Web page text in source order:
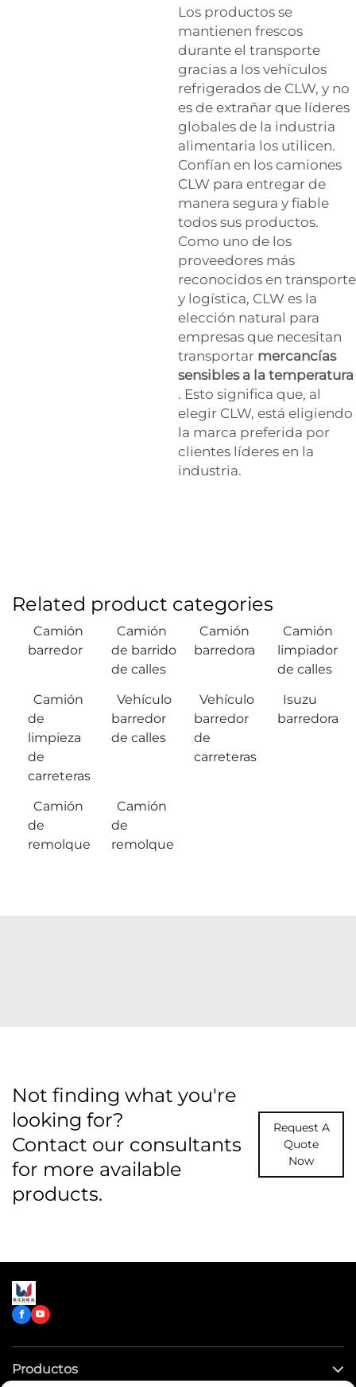
Los productos se
mantienen frescos
durante el transporte
gracias a los vehículos
refrigerados de CLW, y no
es de extrañar que líderes
globales de la industria
alimentaria los utilicen.
Confían en los camiones
CLW para entregar de
manera segura y fiable
todos sus productos.
Como uno de los
proveedores más
reconocidos en transporte
y logística, CLW es la
elección natural para
empresas que necesitan
transportar mercancías
sensibles a la temperatura
. Esto significa que, al
elegir CLW, está eligiendo
la marca preferida por
clientes líderes en la
industria.
Related product categories
Camión
barredor
Camión
de barrido
de calles
Camión
barredora
Camión
limpiador
de calles
Camión
de
limpieza
de
carreteras
Vehículo
barredor
de calles
Vehículo
barredor
de
carreteras
Isuzu
barredora
Camión
de
remolque
Camión
de
remolque
Not finding what you're
looking for?
Contact our consultants
for more available
products.
Request A
Quote
Now
Productos